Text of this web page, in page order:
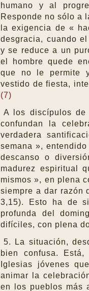
humano y al
Responde no sólo a
la exigencia de «
desgracia, cuando
y se reduce a un
el hombre quede
que no le permite
vestido de fiesta,
(7)
A los discípulos
confundan la
verdadera
semana »,
descanso o
madurez espiritual
mismos », en plena
siempre a dar razón
3,15). Esto ha de
profunda del
difíciles, con plena
5. La situación,
bien confusa.
Iglesias jóvenes
animar la
en los pueblos más